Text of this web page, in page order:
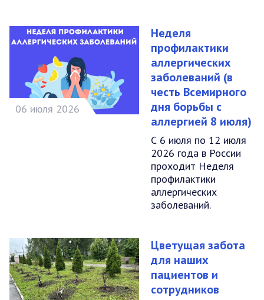
06 июля 2026
Неделя
профилактики
аллергических
заболеваний (в
честь Всемирного
дня борьбы с
аллергией 8 июля)
С 6 июля по 12 июля
2026 года в России
проходит Неделя
профилактики
аллергических
заболеваний.
Цветущая забота
для наших
пациентов и
сотрудников